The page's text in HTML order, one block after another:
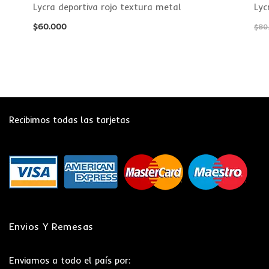
Lycra deportiva rojo textura metal
$60.000 $
Recibimos todas las tarjetas
Envios Y Remesas
Enviamos a todo el país por: